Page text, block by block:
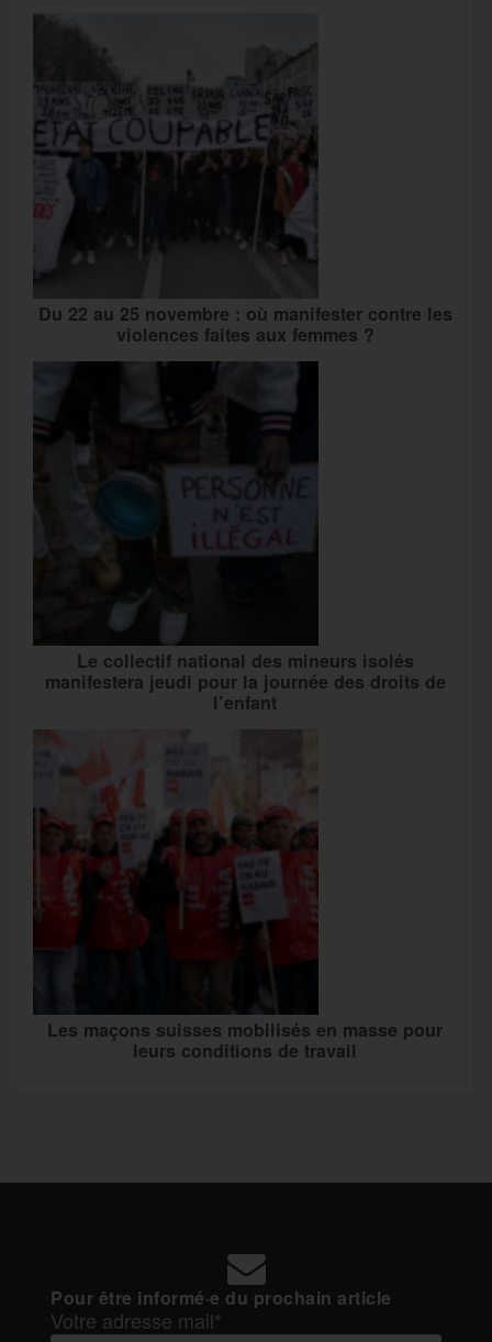
Du 22 au 25 novembre : où manifester contre les
violences faites aux femmes ?
Le collectif national des mineurs isolés
manifestera jeudi pour la journée des droits de
l’enfant
Les maçons suisses mobilisés en masse pour
leurs conditions de travail
Pour être informé·e du prochain article
Votre adresse mail*